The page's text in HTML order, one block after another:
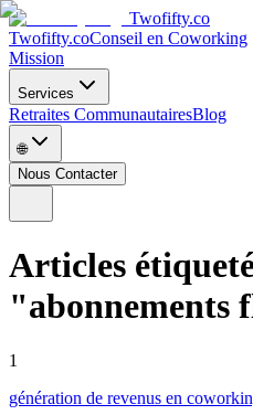
Twofifty.co
Twofifty.coConseil en Coworking
Mission
Services
Retraites CommunautairesBlog
🌐
Nous Contacter
Articles
"abonnements
1
génération de revenus en